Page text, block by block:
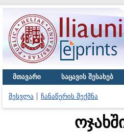
მთავარი საცავის შესახებ
შესვლა ჩანაწერის შექმნა